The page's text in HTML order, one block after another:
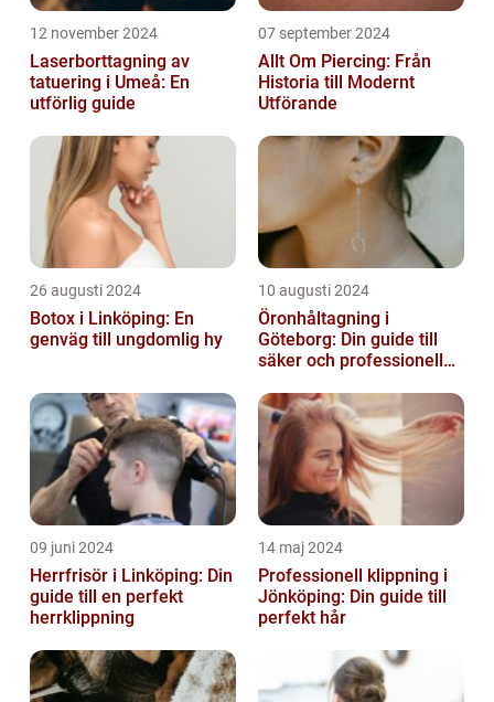
12 november 2024
Laserborttagning av
tatuering i Umeå: En
utförlig guide
07 september 2024
Allt Om Piercing: Från
Historia till Modernt
Utförande
26 augusti 2024
Botox i Linköping: En
genväg till ungdomlig hy
10 augusti 2024
Öronhåltagning i
Göteborg: Din guide till
säker och professionell
09 juni 2024
Herrfrisör i Linköping: Din
guide till en perfekt
herrklippning
14 maj 2024
Professionell klippning i
Jönköping: Din guide till
perfekt hår